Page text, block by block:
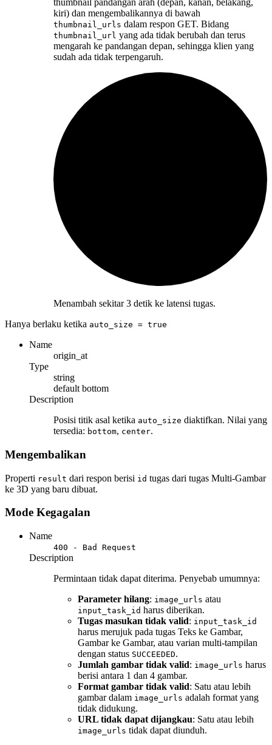
thumbnail pandangan arah (depan, kanan, belakang,
kiri) dan mengembalikannya di bawah
thumbnail_urls dalam respon GET. Bidang
thumbnail_url yang ada tidak berubah dan terus
mengarah ke pandangan depan, sehingga klien yang
sudah ada tidak terpengaruh.
Menambah sekitar 3 detik ke latensi tugas.
Hanya berlaku ketika auto_size = true
Name
origin_at
Type
string
default bottom
Description
Posisi titik asal ketika auto_size diaktifkan. Nilai yang
tersedia: bottom, center.
Mengembalikan
Properti result dari respon berisi id tugas dari tugas Multi-Gambar
ke 3D yang baru dibuat.
Mode Kegagalan
Name
400 - Bad Request
Description
Permintaan tidak dapat diterima. Penyebab umumnya:
Parameter hilang: image_urls atau
input_task_id harus diberikan.
Tugas masukan tidak valid: input_task_id
harus merujuk pada tugas Teks ke Gambar,
Gambar ke Gambar, atau varian multi-tampilan
dengan status SUCCEEDED.
Jumlah gambar tidak valid: image_urls harus
berisi antara 1 dan 4 gambar.
Format gambar tidak valid: Satu atau lebih
gambar dalam image_urls adalah format yang
tidak didukung.
URL tidak dapat dijangkau: Satu atau lebih
image_urls tidak dapat diunduh.